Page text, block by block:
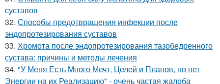
суставов
32. Способы предотвращения инфекции после
эндопротезирования суставов
33. Хромота после эндопротезирования тазобедренного
сустава: причины и методы лечения
34. "У Меня Есть Много Мечт, Целей и Планов, но нет
Энергии на их Реализацию" - очень частая жалоба